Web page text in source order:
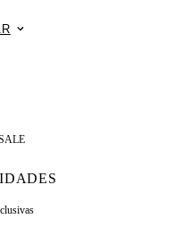
no APP: 15% Off na